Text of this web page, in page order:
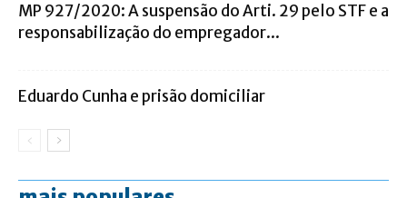
MP 927/2020: A suspensão do Arti. 29 pelo STF e a
responsabilização do empregador...
Eduardo Cunha e prisão domiciliar